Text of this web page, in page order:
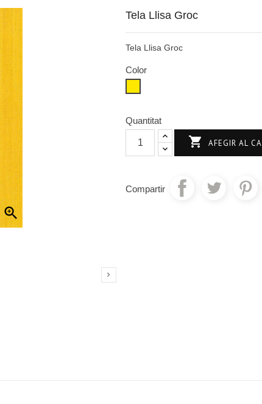


Tela Llisa Groc
Tela Llisa Groc
Color
Quantitat
 AFEGIR AL
Compartir